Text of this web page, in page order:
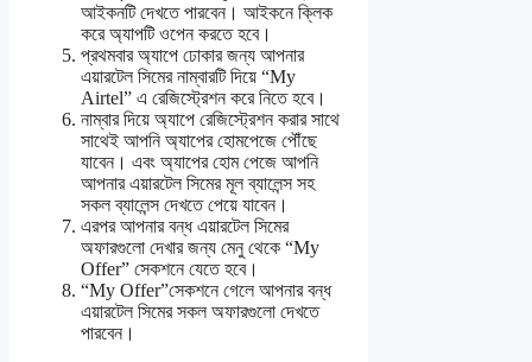
আইকনটি দেখতে পারবেন। আইকনে ক্লিক
করে অ্যাপটি ওপেন করতে হবে।
প্রথমবার অ্যাপে ঢোকার জন্য আপনার
এয়ারটেল সিমের নাম্বারটি দিয়ে “My
Airtel” এ রেজিস্ট্রেশন করে নিতে হবে।
নাম্বার দিয়ে অ্যাপে রেজিস্ট্রেশন করার সাথে
সাথেই আপনি অ্যাপের হোমপেজে পৌঁছে
যাবেন। এবং অ্যাপের হোম পেজে আপনি
আপনার এয়ারটেল সিমের মূল ব্যালেন্স সহ
সকল ব্যালেন্স দেখতে পেয়ে যাবেন।
এরপর আপনার বন্ধ এয়ারটেল সিমের
অফারগুলো দেখার জন্য মেনু থেকে “My
Offer” সেকশনে যেতে হবে।
“My Offer”সেকশনে গেলে আপনার বন্ধ
এয়ারটেল সিমের সকল অফারগুলো দেখতে
পারবেন।